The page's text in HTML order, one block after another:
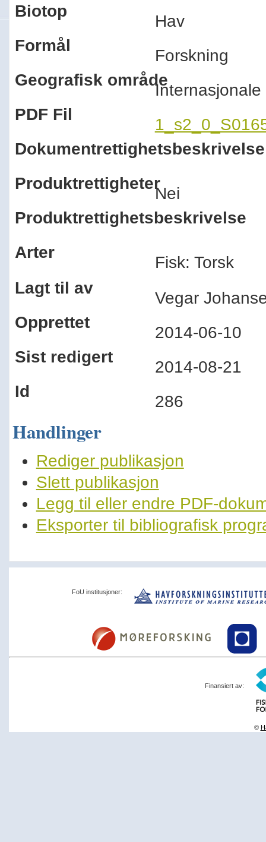
Biotop
Hav
Formål
Forskning
Geografisk område
PDF Fil
Dokumentrettighetsbeskrivelse
Produktrettigheter
Nei
Produktrettighetsbeskrivelse
Arter
Fisk: Torsk
Lagt til av
Vegar
Opprettet
2014-06-10
Sist redigert
2014-08-21
Id
286
Handlinger
Rediger publikasjon
Slett publikasjon
Legg til eller endre PDF-
Eksporter til bibliografisk
FoU institusjoner:
Finansiert av:
©